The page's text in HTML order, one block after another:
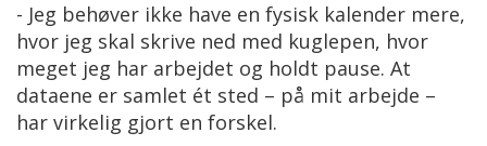
- Jeg behøver ikke have en fysisk kalender mere,
hvor jeg skal skrive ned med kuglepen, hvor
meget jeg har arbejdet og holdt pause. At
dataene er samlet ét sted – på mit arbejde –
har virkelig gjort en forskel.